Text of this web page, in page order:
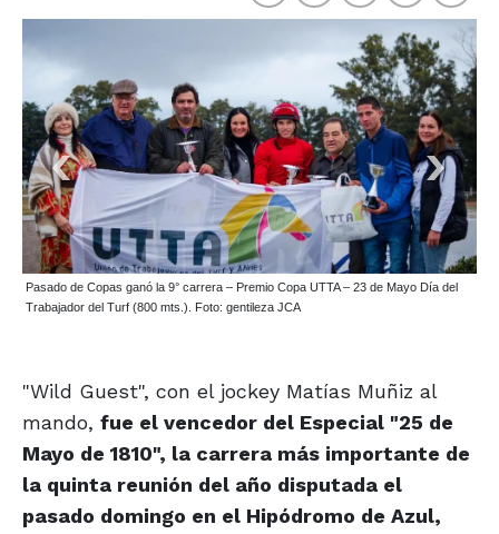
Pasado de Copas ganó la 9° carrera – Premio Copa UTTA – 23 de Mayo Día del
Trabajador del Turf (800 mts.). Foto: gentileza JCA
"Wild Guest", con el jockey Matías Muñiz al
mando, fue el vencedor del Especial "25 de
Mayo de 1810", la carrera más importante de
la quinta reunión del año disputada el
pasado domingo en el Hipódromo de Azul,